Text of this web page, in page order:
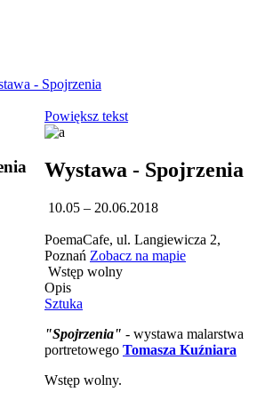
- Spojrzenia
Powiększ tekst
Wystawa - Spojrzenia
10.05 – 20.06.2018
PoemaCafe, ul. Langiewicza 2,
Poznań Zobacz na mapie
Wstęp wolny
Opis
Sztuka
"Spojrzenia" - wystawa malarstwa
portretowego Tomasza Kuźniara
Wstęp wolny.